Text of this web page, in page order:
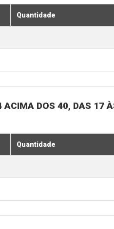
Quantidade
ACIMA DOS 40, DAS 17
Quantidade